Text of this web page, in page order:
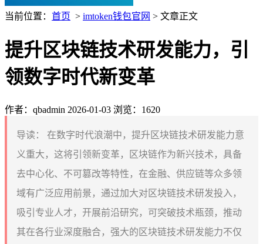
当前位置： 首页 > imtoken钱包官网 > 文章正文
提升区块链技术研发能力，引
领数字时代新变革
作者：qbadmin 2026-01-03 浏览：1620
导读：
在数字时代浪潮中，提升区块链技术研发能力意
义重大，这将引领新变革，区块链作为新兴技术，具备
去中心化、不可篡改等特性，在金融、供应链等众多领
域有广泛应用前景，通过加大对区块链技术研发投入，
吸引专业人才，开展前沿研究，可突破技术瓶颈，推动
其在各行业深度融合，强大的区块链技术研发能力不仅